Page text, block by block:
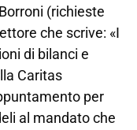
(richieste
che scrive: «I
di bilanci e
Caritas
per
al mandato che